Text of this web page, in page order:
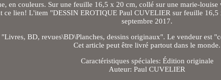
en couleurs. Sur une feuille 16,5 x 20 cm, collé sur une marie-
ce lien! L'item "DESSIN EROTIQUE Paul CUVELIER sur feuille 16,5
septembre 2017.
BD, revues\BD\Planches, dessins originaux". Le vendeur est
Cet article peut être livré partout dans le monde.
Caractéristiques spéciales: Édition originale
Auteur: Paul CUVELIER